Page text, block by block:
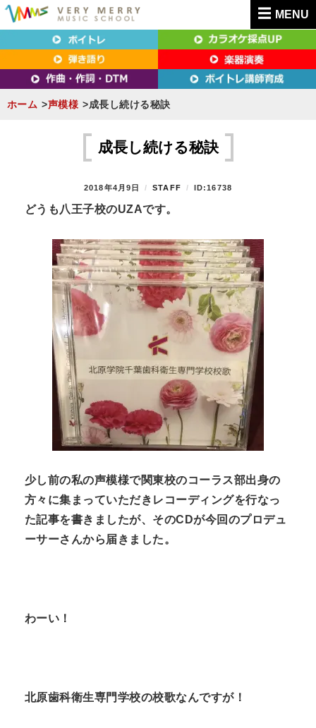
MENU
東京（新宿・八王子）・横浜・名古屋・京都で
「本気」になれるボイトレ教室｜VERY MERRY
MUSIC SCHOOL（ベリーメリー）
東京（新宿・八王子）・横浜・名古屋・京都で「本気」になれるボイトレ教室｜
VERY MERRY MUSIC SCHOOL（ベリーメリー）
ホーム 声模様 成長し続ける秘訣
成長し続ける秘訣
P
S
E
D
O
N
2018年4月9日
B
STAFF ID:16738
どうも八王子校のUZAです。
少し前の私の声模様で関東校のコーラス部出身の
方々に集まっていただきレコーディングを行なっ
た記事を書きましたが、そのCDが今回のプロデュ
ーサーさんから届きました。
わーい！
北原歯科衛生専門学校の校歌なんですが！